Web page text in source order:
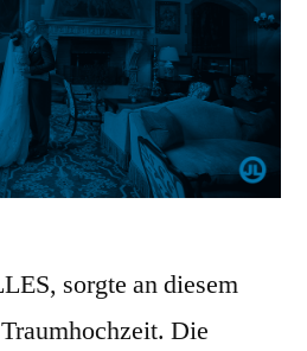
sorgte an diesem
Die